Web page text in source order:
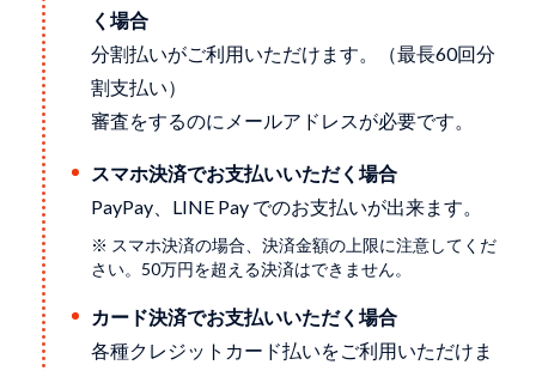
く場合
分割払いがご利用いただけます。（最長60回分
割支払い）
審査をするのにメールアドレスが必要です。
スマホ決済でお支払いいただく場合
PayPay、LINE Pay でのお支払いが出来ます。
※ スマホ決済の場合、決済金額の上限に注意してくだ
さい。50万円を超える決済はできません。
カード決済でお支払いいただく場合
各種クレジットカード払いをご利用いただけま